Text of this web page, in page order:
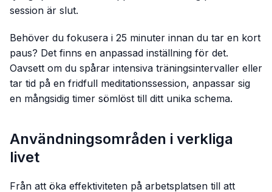
session är slut.
Behöver du fokusera i 25 minuter innan du tar en kort
paus? Det finns en anpassad inställning för det.
Oavsett om du spårar intensiva träningsintervaller eller
tar tid på en fridfull meditationssession, anpassar sig
en mångsidig timer sömlöst till ditt unika schema.
Användningsområden i verkliga
livet
Från att öka effektiviteten på arbetsplatsen till att